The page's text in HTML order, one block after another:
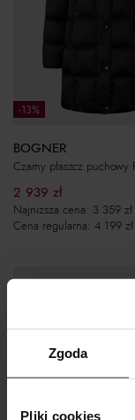
Zgoda
Pliki cookies
-13%
BOGNER
Czarny płaszcz puchowy
2 939 zł
Najniższa cena: 3 359 zł
Cena regularna: 4 199 zł